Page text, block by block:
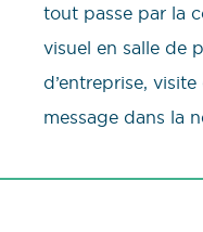
tout passe par la
visuel en salle de
d’entreprise,
message dans la